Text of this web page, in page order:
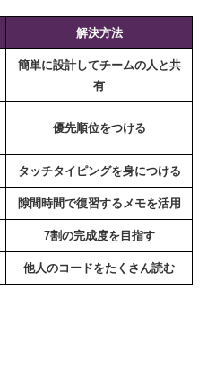
解決方法
簡単に設計してチームの人と共
有
優先順位をつける
タッチタイピングを身につける
隙間時間で復習する メモを活用
7割の完成度を目指す
他人のコードをたくさん読む